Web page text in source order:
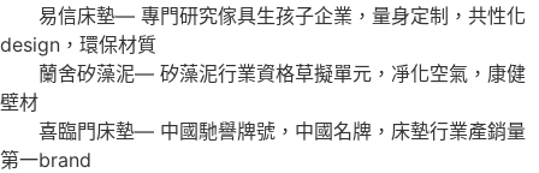
易信床墊— 專門研究傢具生孩子企業，量身定制，共性化
design，環保材質
蘭舍矽藻泥— 矽藻泥行業資格草擬單元，凈化空氣，康健
壁材
喜臨門床墊— 中國馳譽牌號，中國名牌，床墊行業產銷量
第一brand